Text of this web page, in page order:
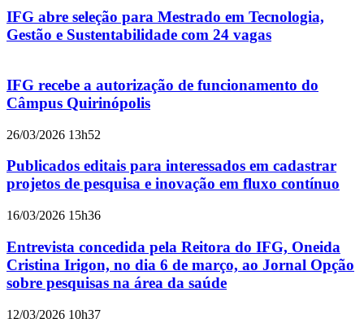
IFG abre seleção para Mestrado em Tecnologia,
Gestão e Sustentabilidade com 24 vagas
IFG recebe a autorização de funcionamento do
Câmpus Quirinópolis
26/03/2026 13h52
Publicados editais para interessados em cadastrar
projetos de pesquisa e inovação em fluxo contínuo
16/03/2026 15h36
Entrevista concedida pela Reitora do IFG, Oneida
Cristina Irigon, no dia 6 de março, ao Jornal Opção
sobre pesquisas na área da saúde
12/03/2026 10h37